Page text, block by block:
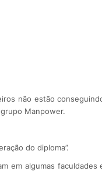
não estão
Manpower.
do diploma”.
em algumas faculdades